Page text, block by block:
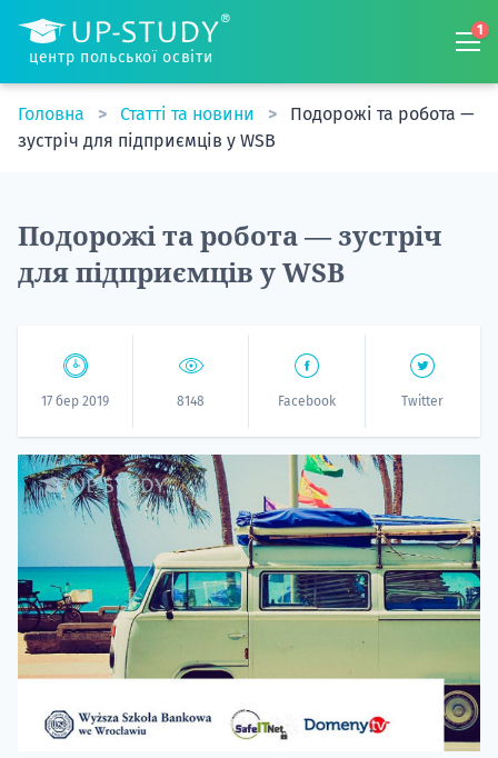
центр польської освіти
1
Головна Статті та новини
Подорожі та робота —
зустріч для підприємців у WSB
Подорожі та робота — зустріч
для підприємців у WSB
17 бер 2019 8148 Facebook Twitter
НАБІР
вступ на